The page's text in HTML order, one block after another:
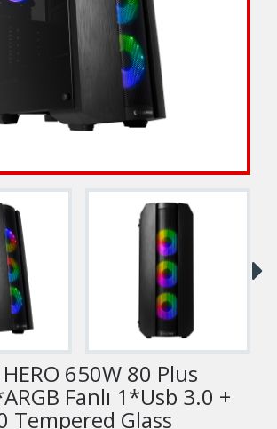
650W 80 Plus
Fanlı 1*Usb 3.0 +
Tempered Glass